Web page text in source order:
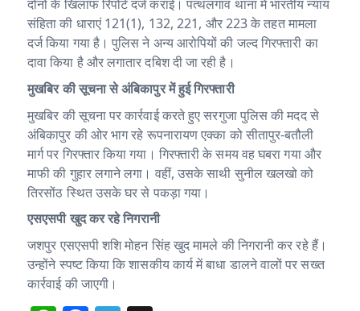
दोनों के खिलाफ रिपोर्ट दर्ज कराई। पत्थलगांव थाना में भारतीय न्याय
संहिता की धाराएं 121(1), 132, 221, और 223 के तहत मामला
दर्ज किया गया है। पुलिस ने अन्य आरोपियों की जल्द गिरफ्तारी का
दावा किया है और लगातार दबिश दी जा रही है।
मुखबिर की सूचना से अंबिकापुर में हुई गिरफ्तारी
मुखबिर की सूचना पर कार्रवाई करते हुए सरगुजा पुलिस की मदद से
अंबिकापुर की ओर भाग रहे रूपनारायण एक्का को सीतापुर-बतौली
मार्ग पर गिरफ्तार किया गया। गिरफ्तारी के समय वह घबरा गया और
माफी की गुहार लगाने लगा। वहीं, उसके साथी सुनील खलखो को
तिरसोंठ स्थित उसके घर से पकड़ा गया।
एसएसपी खुद कर रहे निगरानी
जशपुर एसएसपी शशि मोहन सिंह खुद मामले की निगरानी कर रहे हैं।
उन्होंने स्पष्ट किया कि शासकीय कार्य में बाधा डालने वालों पर सख्त
कार्रवाई की जाएगी।